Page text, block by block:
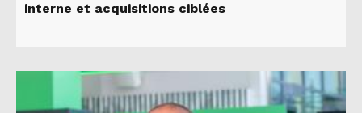
interne et acquisitions ciblées